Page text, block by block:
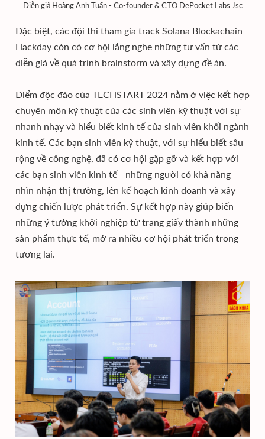
Diễn giả Hoàng Anh Tuấn - Co-founder & CTO DePocket Labs Jsc
Đặc biệt, các đội thi tham gia track Solana Blockachain
Hackday còn có cơ hội lắng nghe những tư vấn từ các
diễn giả về quá trình brainstorm và xây dựng đề án.
Điểm độc đáo của TECHSTART 2024 nằm ở việc kết hợp
chuyên môn kỹ thuật của các sinh viên kỹ thuật với sự
nhanh nhạy và hiểu biết kinh tế của sinh viên khối ngành
kinh tế. Các bạn sinh viên kỹ thuật, với sự hiểu biết sâu
rộng về công nghệ, đã có cơ hội gặp gỡ và kết hợp với
các bạn sinh viên kinh tế - những người có khả năng
nhìn nhận thị trường, lên kế hoạch kinh doanh và xây
dựng chiến lược phát triển. Sự kết hợp này giúp biến
những ý tưởng khởi nghiệp từ trang giấy thành những
sản phẩm thực tế, mở ra nhiều cơ hội phát triển trong
tương lai.